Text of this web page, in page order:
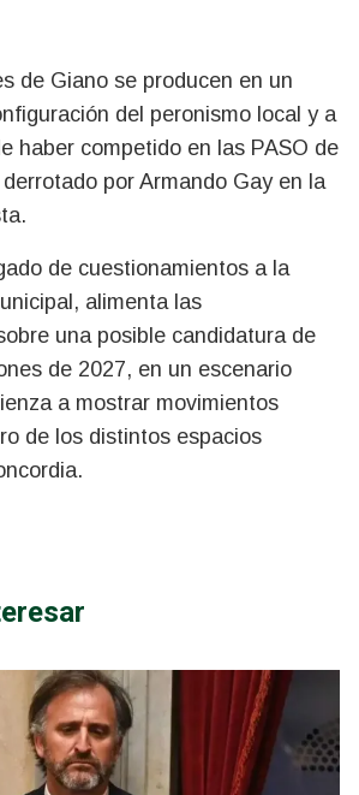
de Giano se producen en un
del peronismo local y a
haber competido en las PASO de
por Armando Gay en la
de cuestionamientos a la
alimenta las
una posible candidatura de
de 2027, en un escenario
a mostrar movimientos
de los distintos espacios